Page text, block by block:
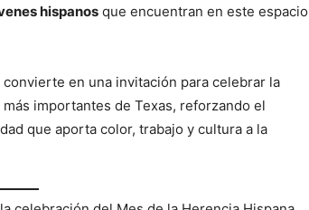
hispanos que encuentran en este espacio
en una invitación para celebrar la
importantes de Texas, reforzando el
que aporta color, trabajo y cultura a la